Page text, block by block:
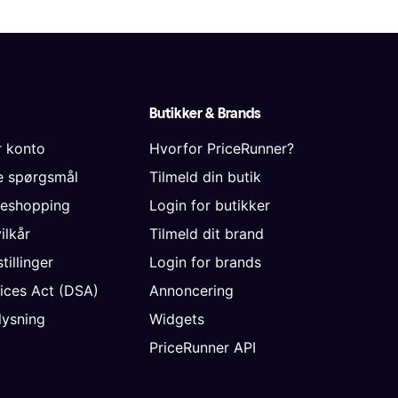
konto
spørgsmål
Act (DSA)
Butikker & Brands
Hvorfor PriceRunner?
Tilmeld din butik
Login for butikker
Tilmeld dit brand
Login for brands
Annoncering
Widgets
PriceRunner API